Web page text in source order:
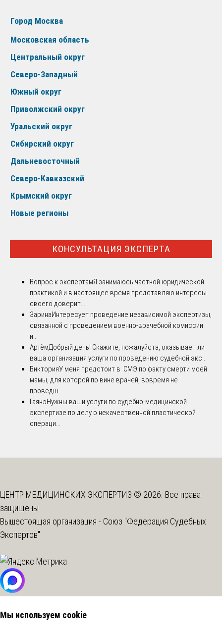
Город Москва
Московская область
Центральный округ
Северо-Западный
Южный округ
Приволжский округ
Уральский округ
Сибирский округ
Дальневосточный
Северо-Кавказский
Крымский округ
Новые регионы
КОНСУЛЬТАЦИЯ ЭКСПЕРТА
Вопрос к экспертамЯ занимаюсь частной юридической
практикой и в настоящее время представляю интересы
своего доверит...
ЗаринаИнтересует проведение независимой экспертизы,
связанной с проведением военно-врачебной комиссии
и...
АртёмДобрый день! Скажите, пожалуйста, оказывает ли
ваша организация услуги по проведению судебной экс...
ВикторияУ меня предстоит в СМЭ по факту смерти моей
мамы, для которой по вине врачей, вовремя не
проведш...
ГаянэНужны ваши услуги по судебно-медицинской
экспертизе по делу о некачественной пластической
операци...
ЦЕНТР МЕДИЦИНСКИХ ЭКСПЕРТИЗ © 2026. Все права
защищены
Вышестоящая организация - Союз "Федерация Судебных
Экспертов"
Мы используем cookie